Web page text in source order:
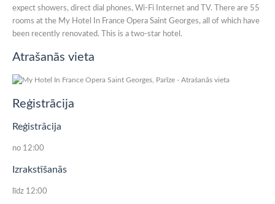
expect showers, direct dial phones, Wi-Fi Internet and TV. There are 55
rooms at the My Hotel In France Opera Saint Georges, all of which have
been recently renovated. This is a two-star hotel.
Atrašanās vieta
Reģistrācija
Reģistrācija
no 12:00
Izrakstīšanās
līdz 12:00